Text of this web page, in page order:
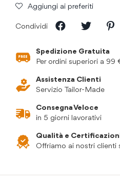
Aggiungi ai preferiti
Condividi
Spedizione Gratuita
Per ordini superiori a 99
Assistenza Clienti
Servizio Tailor-Made
Consegna Veloce
in 5 giorni lavorativi
Qualità e
Offriamo ai nostri